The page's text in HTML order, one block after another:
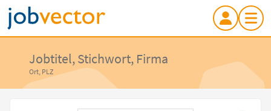
Jobtitel, Stichwort, Firma
Ort, PLZ